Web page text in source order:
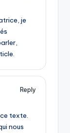
je
Reply
texte.
nous